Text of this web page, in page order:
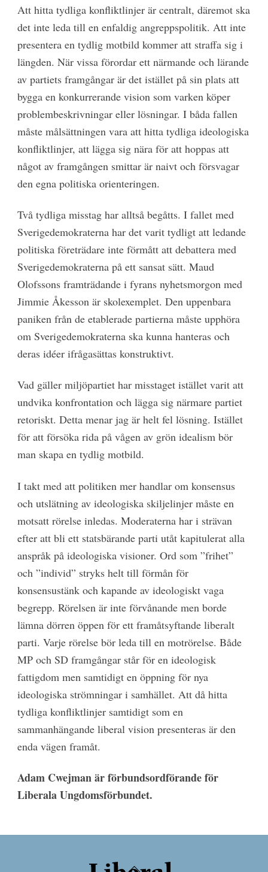
Att hitta tydliga konfliktlinjer är centralt, däremot ska
det inte leda till en enfaldig angreppspolitik. Att inte
presentera en tydlig motbild kommer att straffa sig i
längden. När vissa förordar ett närmande och lärande
av partiets framgångar är det istället på sin plats att
bygga en konkurrerande vision som varken köper
problembeskrivningar eller lösningar. I båda fallen
måste målsättningen vara att hitta tydliga ideologiska
konfliktlinjer, att lägga sig nära för att hoppas att
något av framgången smittar är naivt och försvagar
den egna politiska orienteringen.
Två tydliga misstag har alltså begåtts. I fallet med
Sverigedemokraterna har det varit tydligt att ledande
politiska företrädare inte förmått att debattera med
Sverigedemokraterna på ett sansat sätt. Maud
Olofssons framträdande i fyrans nyhetsmorgon med
Jimmie Åkesson är skolexemplet. Den uppenbara
paniken från de etablerade partierna måste upphöra
om Sverigedemokraterna ska kunna hanteras och
deras idéer ifrågasättas konstruktivt.
Vad gäller miljöpartiet har misstaget istället varit att
undvika konfrontation och lägga sig närmare partiet
retoriskt. Detta menar jag är helt fel lösning. Istället
för att försöka rida på vågen av grön idealism bör
man skapa en tydlig motbild.
I takt med att politiken mer handlar om konsensus
och utslätning av ideologiska skiljelinjer måste en
motsatt rörelse inledas. Moderaterna har i strävan
efter att bli ett statsbärande parti utåt kapitulerat alla
anspråk på ideologiska visioner. Ord som ”frihet”
och ”individ” stryks helt till förmån för
konsensustänk och kapande av ideologiskt vaga
begrepp. Rörelsen är inte förvånande men borde
lämna dörren öppen för ett framåtsyftande liberalt
parti. Varje rörelse bör leda till en motrörelse. Både
MP och SD framgångar står för en ideologisk
fattigdom men samtidigt en öppning för nya
ideologiska strömningar i samhället. Att då hitta
tydliga konfliktlinjer samtidigt som en
sammanhängande liberal vision presenteras är den
enda vägen framåt.
Adam Cwejman är förbundsordförande för
Liberala Ungdomsförbundet.
Back